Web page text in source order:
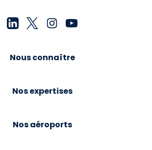
Nous connaître
Nos expertises
Nos aéroports